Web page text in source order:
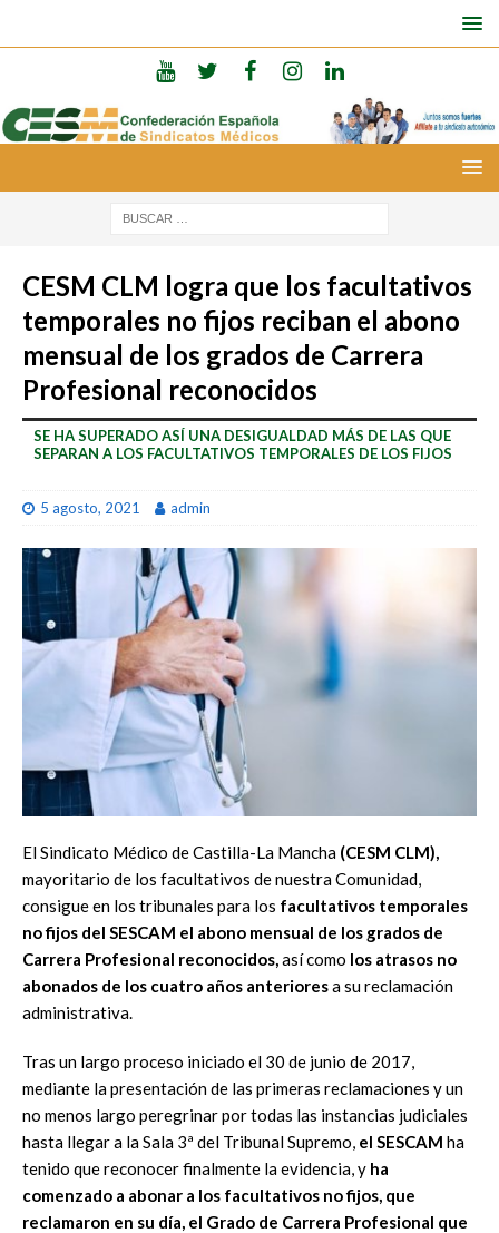
CESM CLM logra que los facultativos
temporales no fijos reciban el abono
mensual de los grados de Carrera
Profesional reconocidos
SE HA SUPERADO ASÍ UNA DESIGUALDAD MÁS DE LAS QUE
SEPARAN A LOS FACULTATIVOS TEMPORALES DE LOS FIJOS
5 agosto, 2021 admin
El Sindicato Médico de Castilla-La Mancha (CESM CLM),
mayoritario de los facultativos de nuestra Comunidad,
consigue en los tribunales para los facultativos temporales
no fijos del SESCAM el abono mensual de los grados de
Carrera Profesional reconocidos, así como los atrasos no
abonados de los cuatro años anterioresa su reclamación
administrativa.
Tras un largo proceso iniciado el 30 de junio de 2017,
mediante la presentación de las primeras reclamaciones y un
no menos largo peregrinar por todas las instancias judiciales
hasta llegar a la Sala 3ª del Tribunal Supremo, el SESCAM ha
tenido que reconocer finalmente la evidencia, y ha
comenzado a abonar a los facultativos no fijos, que
reclamaron en su día, el Grado de Carrera Profesional que